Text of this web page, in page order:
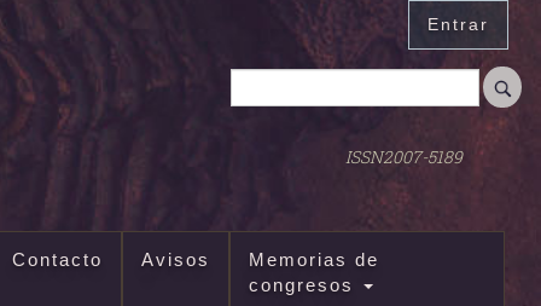
Entrar
Contacto Avisos
Memorias de
congresos
ISSN2007-5189